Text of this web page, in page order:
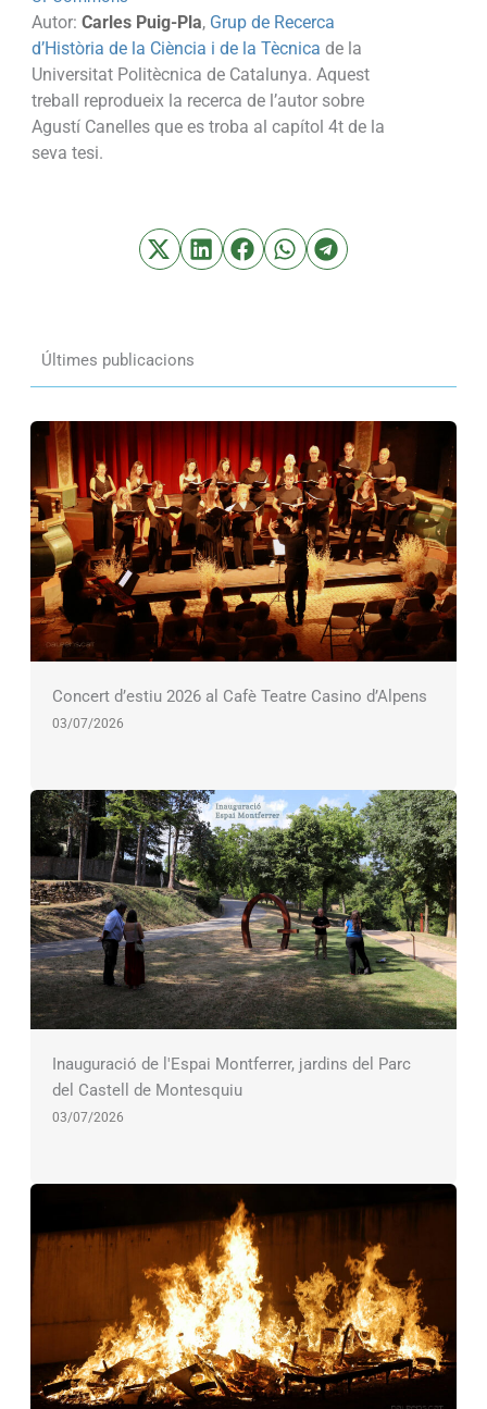
Autor: Carles Puig-Pla, Grup de Recerca
d’Història de la Ciència i de la Tècnica de la
Universitat Politècnica de Catalunya. Aquest
treball reprodueix la recerca de l’autor sobre
Agustí Canelles que es troba al capítol 4t de la
seva tesi.
Últimes publicacions
Concert d’estiu 2026 al Cafè Teatre Casino d’Alpens
03/07/2026
Inauguració de l'Espai Montferrer, jardins del Parc
del Castell de Montesquiu
03/07/2026